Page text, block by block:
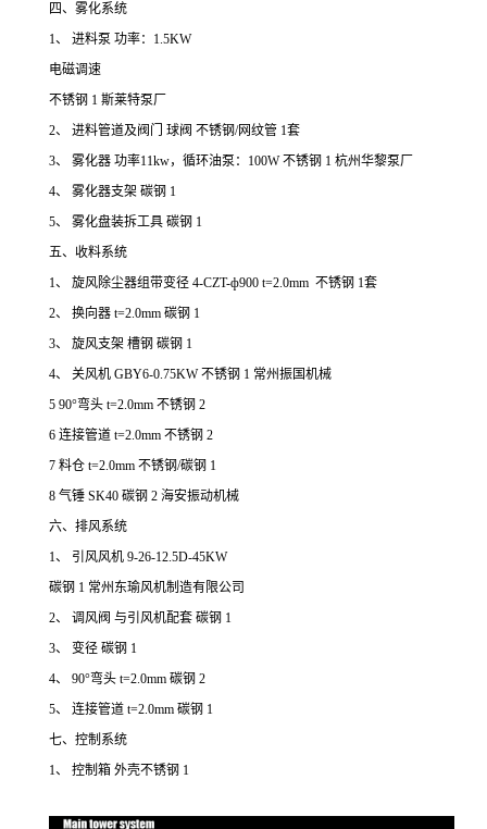
四、雾化系统
1、 进料泵 功率：1.5KW
电磁调速
不锈钢 1 斯莱特泵厂
2、 进料管道及阀门 球阀 不锈钢/网纹管 1套
3、 雾化器 功率11kw，循环油泵：100W 不锈钢 1 杭州华黎泵厂
4、 雾化器支架 碳钢 1
5、 雾化盘装拆工具 碳钢 1
五、收料系统
1、 旋风除尘器组带变径 4-CZT-ф900 t=2.0mm 不锈钢 1套
2、 换向器 t=2.0mm 碳钢 1
3、 旋风支架 槽钢 碳钢 1
4、 关风机 GBY6-0.75KW 不锈钢 1 常州振国机械
5 90°弯头 t=2.0mm 不锈钢 2
6 连接管道 t=2.0mm 不锈钢 2
7 料仓 t=2.0mm 不锈钢/碳钢 1
8 气锤 SK40 碳钢 2 海安振动机械
六、排风系统
1、 引风风机 9-26-12.5D-45KW
碳钢 1 常州东瑜风机制造有限公司
2、 调风阀 与引风机配套 碳钢 1
3、 变径 碳钢 1
4、 90°弯头 t=2.0mm 碳钢 2
5、 连接管道 t=2.0mm 碳钢 1
七、控制系统
1、
控制箱 外壳不锈钢 1